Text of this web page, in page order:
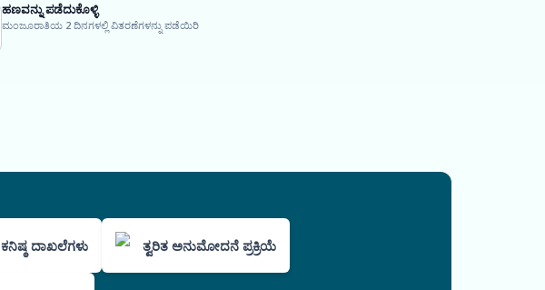
ಹಣವನ್ನು ಪಡೆದುಕೊಳ್ಳಿ
ಮಂಜೂರಾತಿಯ 2 ದಿನಗಳಲ್ಲಿ ವಿತರಣೆಗಳನ್ನು ಪಡೆಯಿರಿ
ಕನಿಷ್ಠ ದಾಖಲೆಗಳು ತ್ವರಿತ ಅನುಮೋದನೆ ಪ್ರಕ್ರಿಯೆ